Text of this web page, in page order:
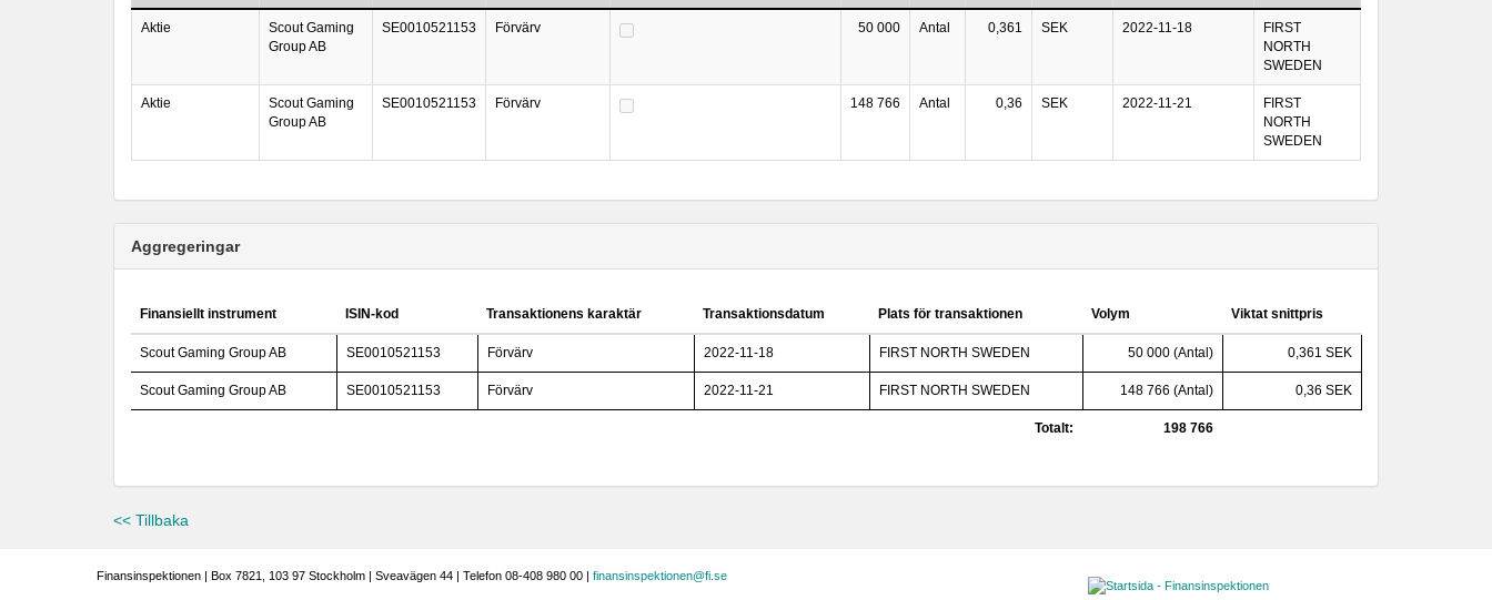
Aktie
Scout Gaming
Group AB
SE0010521153 Förvärv 50 000 Antal 0,361 SEK 2022-11-18
FIRST
NORTH
SWEDEN
Aktie
Scout Gaming
Group AB
SE0010521153 Förvärv 148 766 Antal 0,36 SEK 2022-11-21
FIRST
NORTH
SWEDEN
Aggregeringar
Finansiellt instrument ISIN-kod Transaktionens karaktär Transaktionsdatum Plats för transaktionen Volym Viktat snittpris
Scout Gaming Group AB SE0010521153 Förvärv 2022-11-18 FIRST NORTH SWEDEN 50 000 (Antal) 0,361 SEK
Scout Gaming Group AB SE0010521153 Förvärv 2022-11-21 FIRST NORTH SWEDEN 148 766 (Antal) 0,36 SEK
Totalt: 198 766
<< Tillbaka
Finansinspektionen | Box 7821, 103 97 Stockholm | Sveavägen 44 | Telefon 08-408 980 00 | finansinspektionen@fi.se